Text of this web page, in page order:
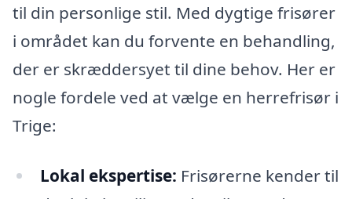
til din personlige stil. Med dygtige frisører
i området kan du forvente en behandling,
der er skræddersyet til dine behov. Her er
nogle fordele ved at vælge en herrefrisør i
Trige:
Lokal ekspertise: Frisørerne kender til